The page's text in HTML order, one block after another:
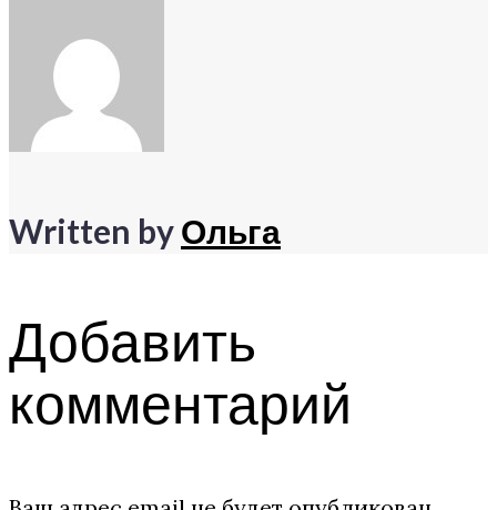
записям
Written byОльга
Добавить
комментарий